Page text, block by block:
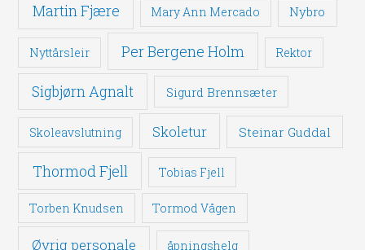
Martin Fjære Mary Ann Mercado Nybro
Nyttårsleir Per Bergene Holm Rektor
Sigbjørn Agnalt Sigurd Brennsæter
Skoleavslutning Skoletur Steinar Guddal
Thormod Fjell Tobias Fjell
Torben Knudsen Tormod Vågen
Øvrig personale åpningshelg